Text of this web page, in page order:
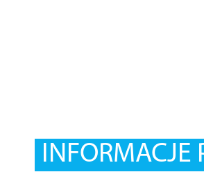
INFORMACJE